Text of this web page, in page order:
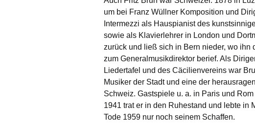
um bei Franz Wüllner Komposition und
Intermezzi als Hauspianist des
sowie als Klavierlehrer in London und
zurück und ließ sich in Bern nieder, wo
zum Generalmusikdirektor berief. Als
Liedertafel und des Cäcilienvereins war
Musiker der Stadt und eine der
Schweiz. Gastspiele u. a. in Paris und
1941 trat er in den Ruhestand und lebte in
Tode 1959 nur noch seinem Schaffen.